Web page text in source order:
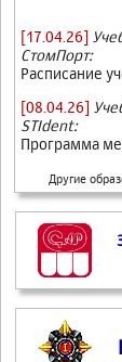
[17.04.26]
СтомПорт:
Расписание
[08.04.26]
STIdent:
Программа
Другие